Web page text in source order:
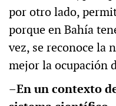
por otro lado,
porque en Bahía
vez, se reconoce la
mejor la ocupación
–En un contexto